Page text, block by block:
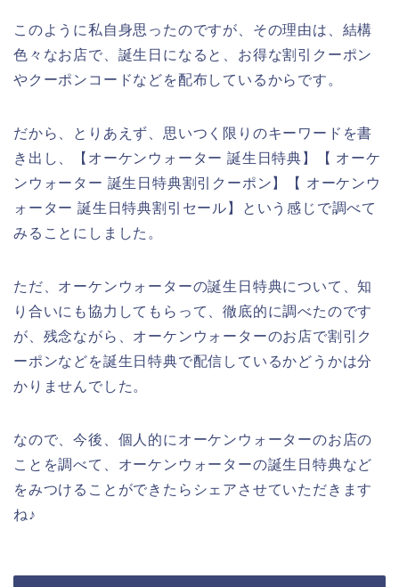
このように私自身思ったのですが、その理由は、結構
色々なお店で、誕生日になると、お得な割引クーポン
やクーポンコードなどを配布しているからです。
だから、とりあえず、思いつく限りのキーワードを書
き出し、【オーケンウォーター 誕生日特典】【 オーケ
ンウォーター 誕生日特典割引クーポン】【 オーケンウ
ォーター 誕生日特典割引セール】という感じで調べて
みることにしました。
ただ、オーケンウォーターの誕生日特典について、知
り合いにも協力してもらって、徹底的に調べたのです
が、残念ながら、オーケンウォーターのお店で割引ク
ーポンなどを誕生日特典で配信しているかどうかは分
かりませんでした。
なので、今後、個人的にオーケンウォーターのお店の
ことを調べて、オーケンウォーターの誕生日特典など
をみつけることができたらシェアさせていただきます
ね♪